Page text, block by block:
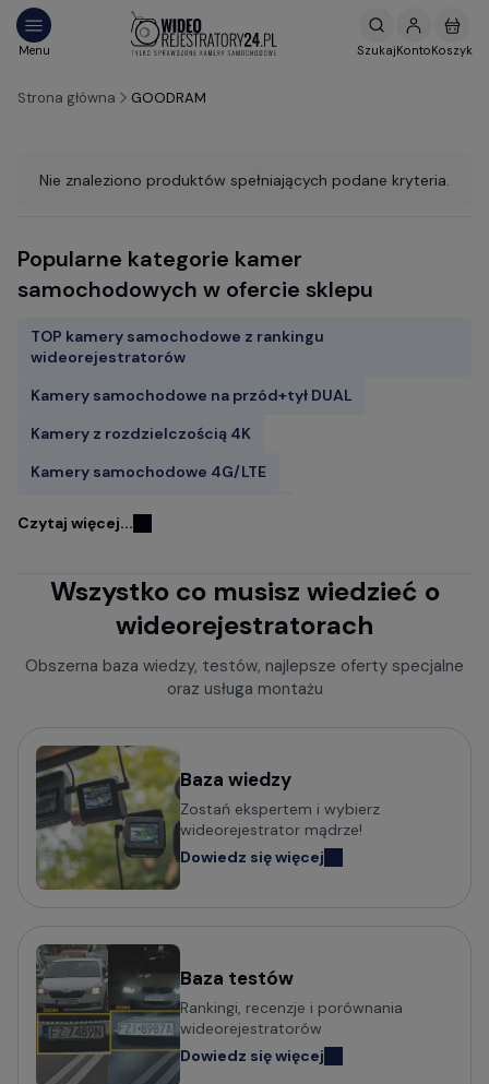
Strona główna GOODRAM
Nie znaleziono produktów spełniających podane kryteria.
Popularne kategorie kamer
samochodowych w ofercie sklepu
TOP kamery samochodowe z rankingu
wideorejestratorów
Kamery samochodowe na przód+tył DUAL
Kamery z rozdzielczością 4K
Kamery samochodowe 4G/LTE
Kamery samochodowe FITCAMX
Wideorejestratory w lusterku wstecznym
Rejestratory jazdy z kamerą cofania
Kamery samochodowe z trybem parkingowym
Rejestratory trasy z czujnikiem ruchu
Mini kamery do samochodu - małe i dyskretne
Kamery samochodowe z obsługą komend głosowych
Wideorejestratory klasy Premium
Kamery samochodowe odczytujące tablice w nocy (z
Popularni producenci kamer
samochodowych
Wideorejestratory VIOFO
Wideorejestratory 70mai
Czytaj więcej...
Wszystko co musisz wiedzieć o
wideorejestratorach
Obszerna baza wiedzy, testów, najlepsze oferty specjalne
oraz usługa montażu
Baza wiedzy
Zostań ekspertem i wybierz
wideorejestrator mądrze!
Dowiedz się więcej
Baza testów
Rankingi, recenzje i porównania
wideorejestratorów
Dowiedz się więcej